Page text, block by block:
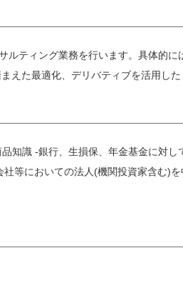
ティング業務を行います。具体的に
えた最適化、デリバティブを活用し
知識 -銀行、生損保、年金基金に対し
等においての法人(機関投資家含む)